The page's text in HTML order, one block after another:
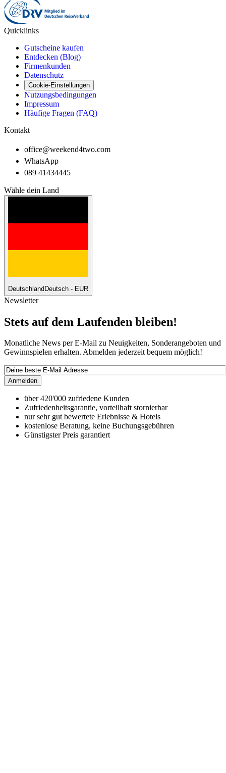
Quicklinks
Gutscheine kaufen
Entdecken (Blog)
Firmenkunden
Datenschutz
Cookie-Einstellungen
Nutzungsbedingungen
Impressum
Häufige Fragen (FAQ)
Kontakt
office@weekend4two.com
WhatsApp
089 41434445
Wähle dein Land
DeutschlandDeutsch - EUR
Newsletter
Stets auf dem Laufenden bleiben!
Monatliche News per E-Mail zu Neuigkeiten, Sonderangeboten und
Gewinnspielen erhalten. Abmelden jederzeit bequem möglich!
Anmelden
über 420'000 zufriedene Kunden
Zufriedenheitsgarantie, vorteilhaft stornierbar
nur sehr gut bewertete Erlebnisse & Hotels
kostenlose Beratung, keine Buchungsgebühren
Günstigster Preis garantiert